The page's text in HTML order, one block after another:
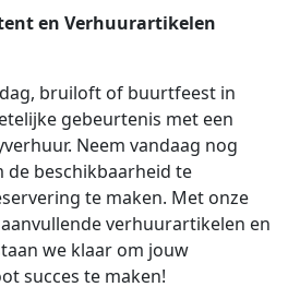
en Verhuurartikelen
bruiloft of buurtfeest in
gebeurtenis met een
Neem vandaag nog
de beschikbaarheid te
te maken. Met onze
verhuurartikelen en
we klaar om jouw
succes te maken!